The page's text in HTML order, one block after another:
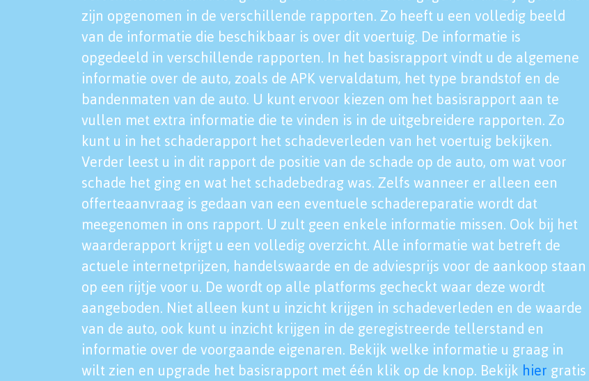
zijn opgenomen in de verschillende rapporten. Zo heeft u een volledig beeld
van de informatie die beschikbaar is over dit voertuig. De informatie is
opgedeeld in verschillende rapporten. In het basisrapport vindt u de algemene
informatie over de auto, zoals de APK vervaldatum, het type brandstof en de
bandenmaten van de auto. U kunt ervoor kiezen om het basisrapport aan te
vullen met extra informatie die te vinden is in de uitgebreidere rapporten. Zo
kunt u in het schaderapport het schadeverleden van het voertuig bekijken.
Verder leest u in dit rapport de positie van de schade op de auto, om wat voor
schade het ging en wat het schadebedrag was. Zelfs wanneer er alleen een
offerteaanvraag is gedaan van een eventuele schadereparatie wordt dat
meegenomen in ons rapport. U zult geen enkele informatie missen. Ook bij het
waarderapport krijgt u een volledig overzicht. Alle informatie wat betreft de
actuele internetprijzen, handelswaarde en de adviesprijs voor de aankoop staan
op een rijtje voor u. De wordt op alle platforms gecheckt waar deze wordt
aangeboden. Niet alleen kunt u inzicht krijgen in schadeverleden en de waarde
van de auto, ook kunt u inzicht krijgen in de geregistreerde tellerstand en
informatie over de voorgaande eigenaren. Bekijk welke informatie u graag in
wilt zien en upgrade het basisrapport met één klik op de knop. Bekijk hier gratis